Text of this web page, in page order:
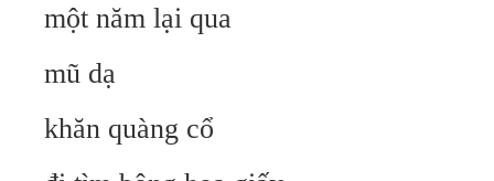
một năm lại qua
mũ dạ
khăn quàng cổ